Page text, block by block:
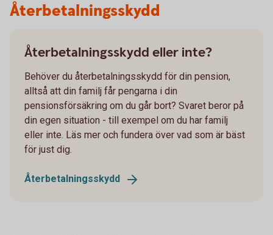
Återbetalningsskydd
Återbetalningsskydd eller inte?
Behöver du återbetalningsskydd för din pension,
alltså att din familj får pengarna i din
pensionsförsäkring om du går bort? Svaret beror på
din egen situation - till exempel om du har familj
eller inte. Läs mer och fundera över vad som är bäst
för just dig.
Återbetalningsskydd